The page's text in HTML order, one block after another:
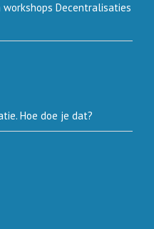
Decentralisaties
Hoe doe je dat?